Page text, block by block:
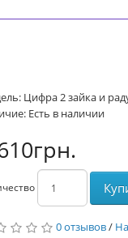
Цифра 2 зайка и
Есть в наличии
0 отзывов/